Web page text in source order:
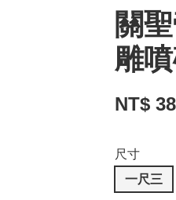
關
雕
NT$
尺寸
一尺三